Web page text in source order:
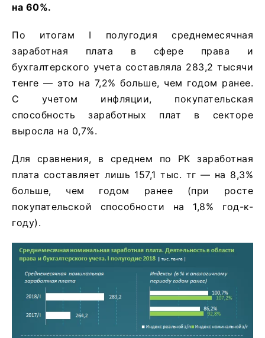
на 60%.
По итогам I полугодия среднемесячная
заработная плата в сфере права и
бухгалтерского учета составляла 283,2 тысячи
тенге — это на 7,2% больше, чем годом ранее.
С учетом инфляции, покупательская
способность заработных плат в секторе
выросла на 0,7%.
Для сравнения, в среднем по РК заработная
плата составляет лишь 157,1 тыс. тг — на 8,3%
больше, чем годом ранее (при росте
покупательской способности на 1,8% год-к-
году).